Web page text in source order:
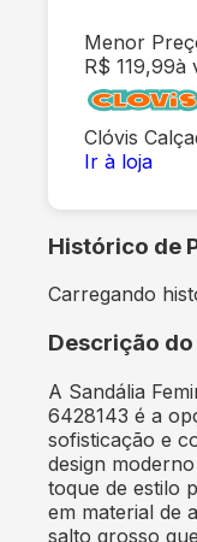
Menor
R$ 119,99à
Clóvis
Ir à loja
Histórico de
Carregando
Descrição
A Sandália
6428143 é a
sofisticação e
design
toque de estilo
em material de
salto grosso